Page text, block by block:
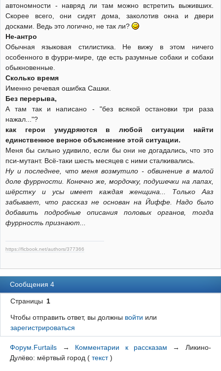
автономности - навряд ли там можно встретить выживших.
Скорее всего, они сидят дома, заколотив окна и двери
досками. Ведь это логично, не так ли?
Не-антро
Обычная языковая стилистика. Не вижу в этом ничего
особенного в фурри-мире, где есть разумные собаки и собаки
обыкновенные.
Сколько время
Именно речевая ошибка Сашки.
Без перерыва,
А там так и написано - "без всякой остановки три раза
нажал..."?
как герои умудряются в любой ситуации найти
единственное верное объяснение этой ситуации.
Меня бы сильно удивило, если бы они не догадались, что это
пси-мутант. Всё-таки шесть месяцев с ними сталкивались.
Ну и последнее, что меня возмутило - обвинение в малой
доле фуррности. Конечно же, мордочку, подушечки на лапах,
шёрстку и усы имеет каждая женщина... Только Ааз
забывает, что рассказ не основан на Йиффе. Надо было
добавить подробные описания половых органов, тогда
фуррность признают...
https://ficbook.net/authors/377366
Сообщения 4
Страницы 1
Чтобы отправить ответ, вы должны войти или
зарегистрироваться
Форум.Furtails → Комментарии к рассказам → Ликино-
Дулёво: мёртвый город (текст)